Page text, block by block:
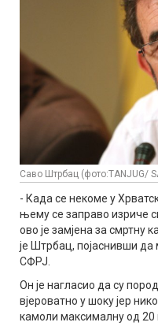
Саво Штрбац (фото:TANJUG/
- Када се некоме у
њему се заправо изриче
ово је замјена за смртну
је Штрбац, појаснивши да
СФРЈ.
Он је нагласио да су
вјероватно у шоку јер
камоли максималну од 20